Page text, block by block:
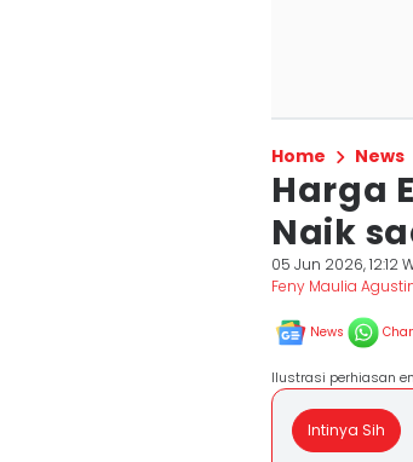
Home News
Harga
Naik
05 Jun 2026, 12:12
Feny Maulia
News
Ilustrasi perhiasan
Intinya Sih